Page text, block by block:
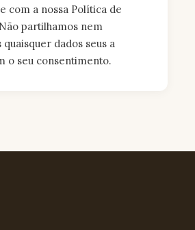
com a nossa Política de
partilhamos nem
dados seus a
o seu consentimento.